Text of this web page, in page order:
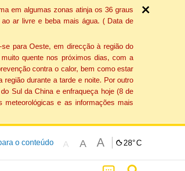
em algumas zonas atinja os 36 graus
ar livre e beba mais água. ( Data de
para Oeste, em direcção à região do
quente nos próximos dias, com a
contra o calor, bem como estar
durante a tarde e noite. Por outro
Sul da China e enfraqueça hoje (8 de
meteorológicas e as informações mais
o conteúdo A A A 28°C